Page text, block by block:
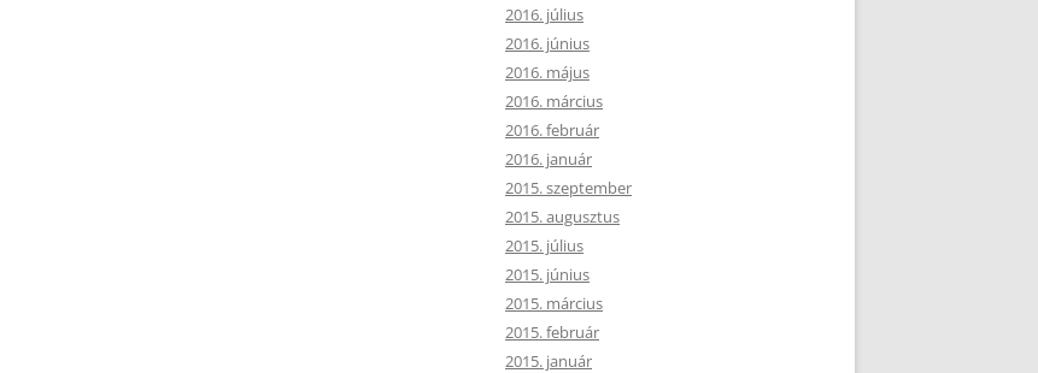
2016. július
2016. június
2016. május
2016. március
2016. február
2016. január
2015. szeptember
2015. augusztus
2015. július
2015. június
2015. március
2015. február
2015. január